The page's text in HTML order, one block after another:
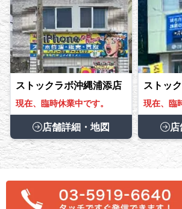
ストックラボ沖縄浦添店
現在、臨時休業中です。
店舗詳細・地図
ストッ
現在、臨